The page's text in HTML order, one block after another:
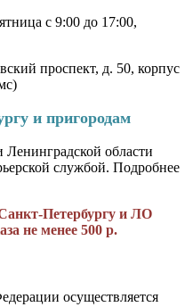
с 9:00 до 17:00,
проспект, д. 50, корпус
и пригородам
Ленинградской области
службой. Подробнее
Петербургу и ЛО
не менее 500 р.
осуществляется